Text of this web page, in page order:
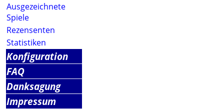
Ausgezeichnete
Spiele
Rezensenten
Statistiken
Konfiguration
FAQ
Danksagung
Impressum